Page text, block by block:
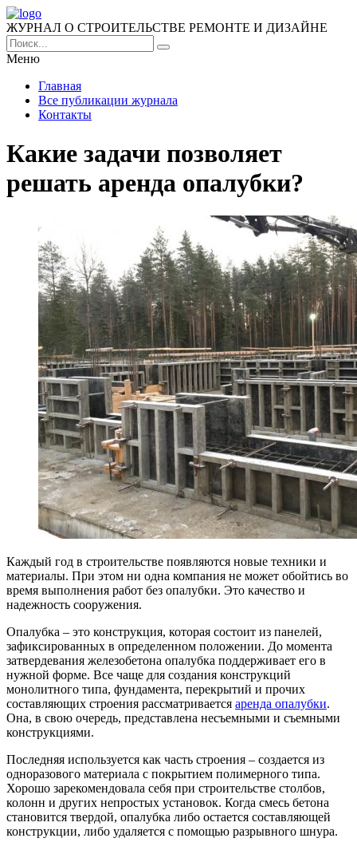
ЖУРНАЛ О СТРОИТЕЛЬСТВЕ РЕМОНТЕ И ДИЗАЙНЕ
Меню
Главная
Все публикации журнала
Контакты
Какие задачи позволяет
решать аренда опалубки?
Каждый год в строительстве появляются новые техники и
материалы. При этом ни одна компания не может обойтись во
время выполнения работ без опалубки. Это качество и
надежность сооружения.
Опалубка – это конструкция, которая состоит из панелей,
зафиксированных в определенном положении. До момента
затвердевания железобетона опалубка поддерживает его в
нужной форме. Все чаще для создания конструкций
монолитного типа, фундамента, перекрытий и прочих
составляющих строения рассматривается аренда опалубки.
Она, в свою очередь, представлена несъемными и съемными
конструкциями.
Последняя используется как часть строения – создается из
одноразового материала с покрытием полимерного типа.
Хорошо зарекомендовала себя при строительстве столбов,
колонн и других непростых установок. Когда смесь бетона
становится твердой, опалубка либо остается составляющей
конструкции, либо удаляется с помощью разрывного шнура.